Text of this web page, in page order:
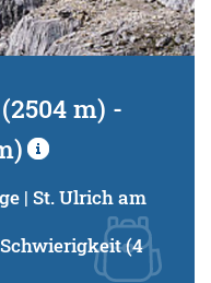
m) -
| St. Ulrich am
Schwierigkeit (4